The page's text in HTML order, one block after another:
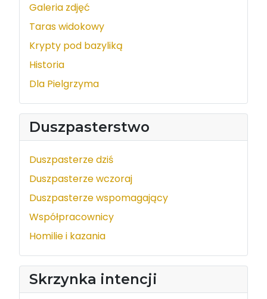
Galeria zdjęć
Taras widokowy
Krypty pod bazyliką
Historia
Dla Pielgrzyma
Duszpasterstwo
Duszpasterze dziś
Duszpasterze wczoraj
Duszpasterze wspomagający
Współpracownicy
Homilie i kazania
Skrzynka intencji